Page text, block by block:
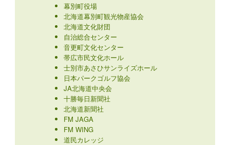
幕別町役場
北海道幕別町観光物産協会
北海道文化財団
自治総合センター
音更町文化センター
帯広市民文化ホール
士別市あさひサンライズホール
日本パークゴルフ協会
JA北海道中央会
十勝毎日新聞社
北海道新聞社
FM JAGA
FM WING
道民カレッジ